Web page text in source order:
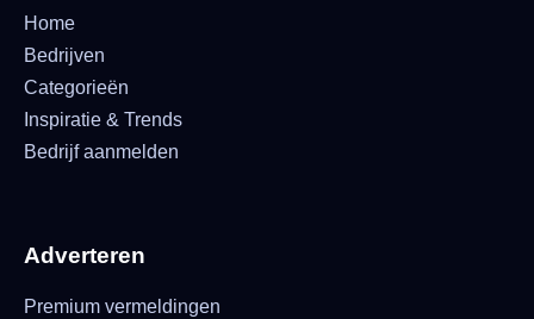
Home
Bedrijven
Categorieën
Inspiratie & Trends
Bedrijf aanmelden
Adverteren
Premium vermeldingen